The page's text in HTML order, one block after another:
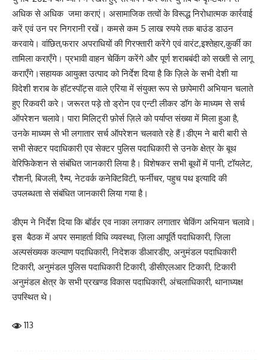
अधिक से अधिक जमा कराएं। असामाजिक तत्वों के विरूद्ध निरोधात्मक कार्रवाई
करें एवं उन पर निगरानी रखें। कमसे कम 5 लाख रुपये तक बाउंड डाउन
करवाये। वांछित,फरार अपराधियों की गिरफ्तारी करेंगे एवं वारंट,इश्तेहार,कुर्की का
तामिला कराएँगे। प्रभावी वाहन चेकिंग करेंगे और पूर्ण शराबबंदी को सख्ती से लागू
कराएँगे।सहायक आयुक्त उत्पाद को निर्देश दिया है कि ज़िले के सभी देशी या
विदेशी शराब के हॉटस्पॉट्स वाले एरिया में संयुक्त रूप से छापेमारी अभियान चलाते
हुए रिकवरी करे। जरूरत पड़े तो ड्रोन एव एन्टी लीकर डॉग के माध्यम से सर्च
ऑपरेशन चलावे। पारा मिलिट्री फ़ोर्स ज़िले को पर्याप्त संख्या में मिला हुआ है,
उनके माध्यम से भी लगातार सर्च ऑपरेशन चलवाते रहे हैं।डीएम ने बारी बारी से
सभी सेक्टर पदाधिकारी एव सेक्टर पुलिस पदाधिकारी से उनके क्षेत्र के बूथ
वेरिफिकेशन से संबंधित जानकारी लिया है। विशेषकर सभी बूथों में पानी, टॉयलेट,
रौशनी, बिजली, रैम्प, नेटवर्क कनेक्टिविटी, फर्नीचर, पहुच पथ इत्यादि की
उपलब्धता से संबंधित जानकारी लिया गया है।
डीएम ने निर्देश दिया कि बॉर्डर एव नाका लगाकर लगातार चेकिंग अभियान चलावे।
इस बैठक में अपर समाहर्ता विधि व्यवस्था, ज़िला आपूर्ति पदाधिकारी, ज़िला
अल्पसंख्यक कल्याण पदाधिकारी, निदेशक डीआरडीए, अनुमंडल पदाधिकारी
टिकारी, अनुमंडल पुलिस पदाधिकारी टिकारी, डीसीएलआर टिकारी, टिकारी
अनुमंडल क्षेत्र के सभी प्रखण्ड विकास पदाधिकारी, अंचलाधिकारी, थानाध्यक्ष
उपस्थित थे।
113